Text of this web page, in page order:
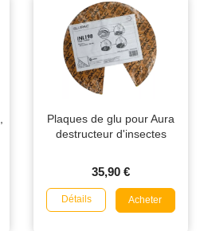
Plaques de glu pour Aura
destructeur d'insectes
35,90 €
Détails Acheter